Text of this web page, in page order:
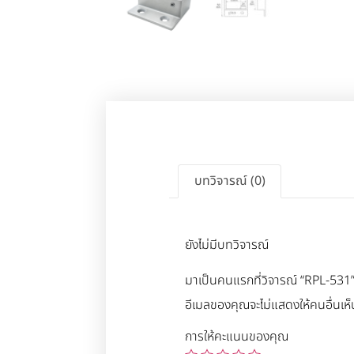
บทวิจารณ์ (0)
ยังไม่มีบทวิจารณ์
มาเป็นคนแรกที่วิจารณ์ “RPL-531”
อีเมลของคุณจะไม่แสดงให้คนอื่นเ
การให้คะแนนของคุณ